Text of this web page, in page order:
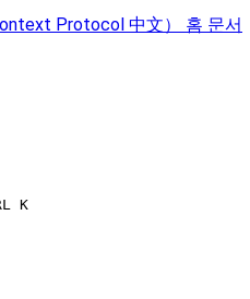
Protocol 中文） 홈 문서
K